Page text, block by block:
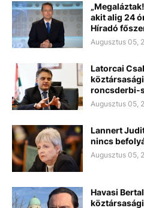
akit alig 24
Híradó
Augusztus 05,
Latorcai
roncsderbi-
Augusztus 05,
Lannert
nincs
Augusztus 05,
Havasi